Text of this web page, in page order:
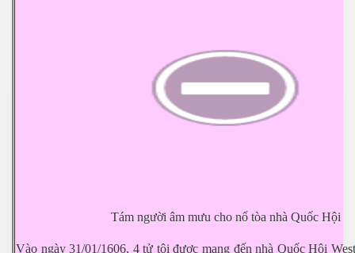
Tám người âm mưu cho nổ tòa nhà Quốc Hội
Vào ngày 31/01/1606, 4 tử tội được mang đến nhà Quốc Hội